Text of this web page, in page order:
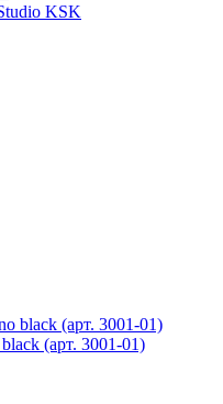
KSK
(арт. 3001-01)